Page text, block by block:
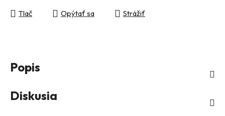
Tlač Opýtať sa Strážiť
Popis
Diskusia